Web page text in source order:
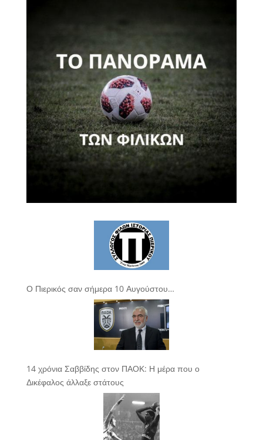
Ο Πιερικός σαν σήμερα 10 Αυγούστου…
14 χρόνια Σαββίδης στον ΠΑΟΚ: Η μέρα που ο
Δικέφαλος άλλαξε στάτους